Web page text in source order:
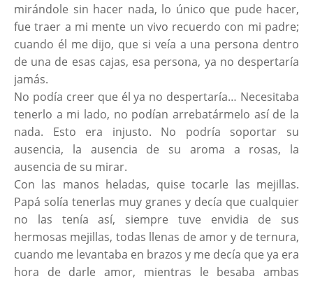
mirándole sin hacer nada, lo único que pude hacer,
fue traer a mi mente un vivo recuerdo con mi padre;
cuando él me dijo, que si veía a una persona dentro
de una de esas cajas, esa persona, ya no despertaría
jamás.
No podía creer que él ya no despertaría… Necesitaba
tenerlo a mi lado, no podían arrebatármelo así de la
nada. Esto era injusto. No podría soportar su
ausencia, la ausencia de su aroma a rosas, la
ausencia de su mirar.
Con las manos heladas, quise tocarle las mejillas.
Papá solía tenerlas muy granes y decía que cualquier
no las tenía así, siempre tuve envidia de sus
hermosas mejillas, todas llenas de amor y de ternura,
cuando me levantaba en brazos y me decía que ya era
hora de darle amor, mientras le besaba ambas